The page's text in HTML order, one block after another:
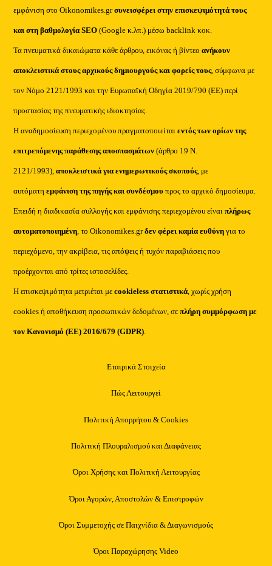
εμφάνιση στο Oikonomikes.grσυνεισφέρει στην επισκεψιμότητά τους
και στη βαθμολογία SEO (Google κ.λπ.) μέσω backlink κοκ.
Τα πνευματικά δικαιώματα κάθε άρθρου, εικόνας ή βίντεοανήκουν
αποκλειστικά στους αρχικούς δημιουργούς και φορείς τους, σύμφωνα με
τον Νόμο 2121/1993 και την Ευρωπαϊκή Οδηγία 2019/790 (ΕΕ) περί
προστασίας της πνευματικής ιδιοκτησίας.
Η αναδημοσίευση περιεχομένου πραγματοποιείταιεντός των ορίων της
επιτρεπόμενης παράθεσης αποσπασμάτων (άρθρο 19 Ν.
2121/1993), αποκλειστικά για ενημερωτικούς σκοπούς, με
αυτόματηεμφάνιση της πηγής και συνδέσμου προς το αρχικό δημοσίευμα.
Επειδή η διαδικασία συλλογής και εμφάνισης περιεχομένου είναιπλήρως
αυτοματοποιημένη, το Oikonomikes.grδεν φέρει καμία ευθύνη για το
περιεχόμενο, την ακρίβεια, τις απόψεις ή τυχόν παραβιάσεις που
προέρχονται από τρίτες ιστοσελίδες.
Η επισκεψιμότητα μετριέται μεcookieless στατιστικά, χωρίς χρήση
cookies ή αποθήκευση προσωπικών δεδομένων, σεπλήρη συμμόρφωση με
τον Κανονισμό (ΕΕ) 2016/679 (GDPR).
Εταιρικά Στοιχεία
Πώς Λειτουργεί
Πολιτική Απορρήτου & Cookies
Πολιτική Πλουραλισμού και Διαφάνειας
Όροι Χρήσης και Πολιτική Λειτουργίας
Όροι Αγορών, Αποστολών & Επιστροφών
Όροι Συμμετοχής σε Παιχνίδια & Διαγωνισμούς
Όροι Παραχώρησης Video